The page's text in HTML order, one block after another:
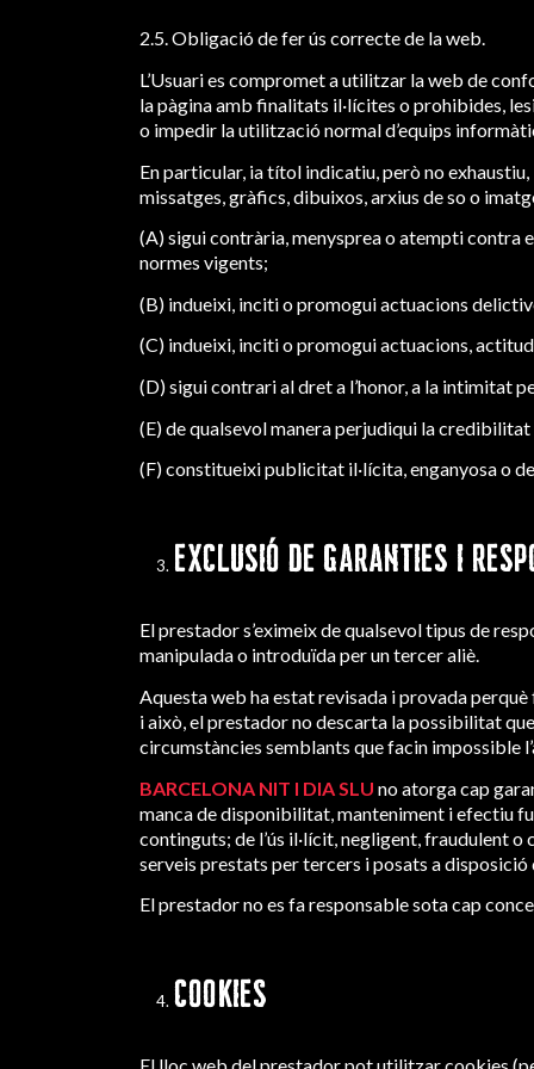
2.5. Obligació de fer ús correcte de la web.
L’Usuari es compromet a utilitzar la web de
la pàgina amb finalitats il·lícites o prohibides,
o impedir la utilització normal d’equips
En particular, ia títol indicatiu, però no
missatges, gràfics, dibuixos, arxius de so o
(A) sigui contrària, menysprea o atempti contra
normes vigents;
(B) indueixi, inciti o promogui actuacions
(C) indueixi, inciti o promogui actuacions,
(D) sigui contrari al dret a l’honor, a la intimitat
(E) de qualsevol manera perjudiqui la
(F) constitueixi publicitat il·lícita, enganyosa o
EXCLUSIÓ DE GARANTIES I
El prestador s’eximeix de qualsevol tipus de
manipulada o introduïda per un tercer aliè.
Aquesta web ha estat revisada i provada
i això, el prestador no descarta la possibilitat
circumstàncies semblants que facin impossible
BARCELONA NIT I DIA SLU no atorga cap
manca de disponibilitat, manteniment i efectiu
continguts; de l’ús il·lícit, negligent, fraudulent
serveis prestats per tercers i posats a disposició
El prestador no es fa responsable sota cap
COOKIES